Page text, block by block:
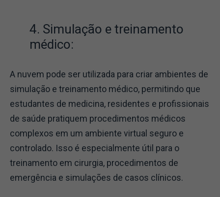
4. Simulação e treinamento
médico:
A nuvem pode ser utilizada para criar ambientes de
simulação e treinamento médico, permitindo que
estudantes de medicina, residentes e profissionais
de saúde pratiquem procedimentos médicos
complexos em um ambiente virtual seguro e
controlado. Isso é especialmente útil para o
treinamento em cirurgia, procedimentos de
emergência e simulações de casos clínicos.